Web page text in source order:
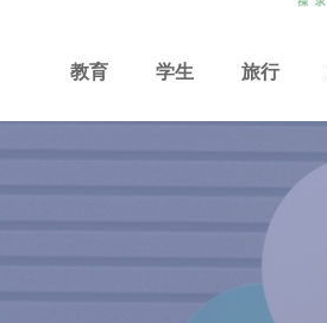
教育 学生 旅行